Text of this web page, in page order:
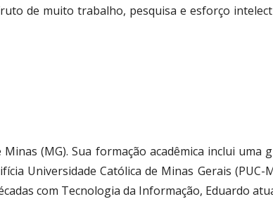
de muito trabalho, pesquisa e esforço
(MG). Sua formação acadêmica inclui uma
Universidade Católica de Minas Gerais
com Tecnologia da Informação, Eduardo